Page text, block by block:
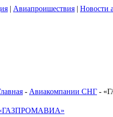
| Авиапроишествия | Новости
- Авиакомпании СНГ -